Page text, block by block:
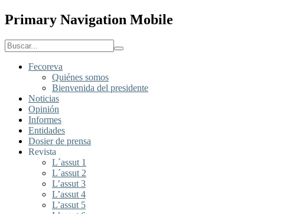
Primary Navigation Mobile
Fecoreva
Quiénes somos
Bienvenida del presidente
Noticias
Opinión
Informes
Entidades
Dosier de prensa
Revista
L´assut 1
L´assut 2
L’assut 3
L’assut 4
L’assut 5